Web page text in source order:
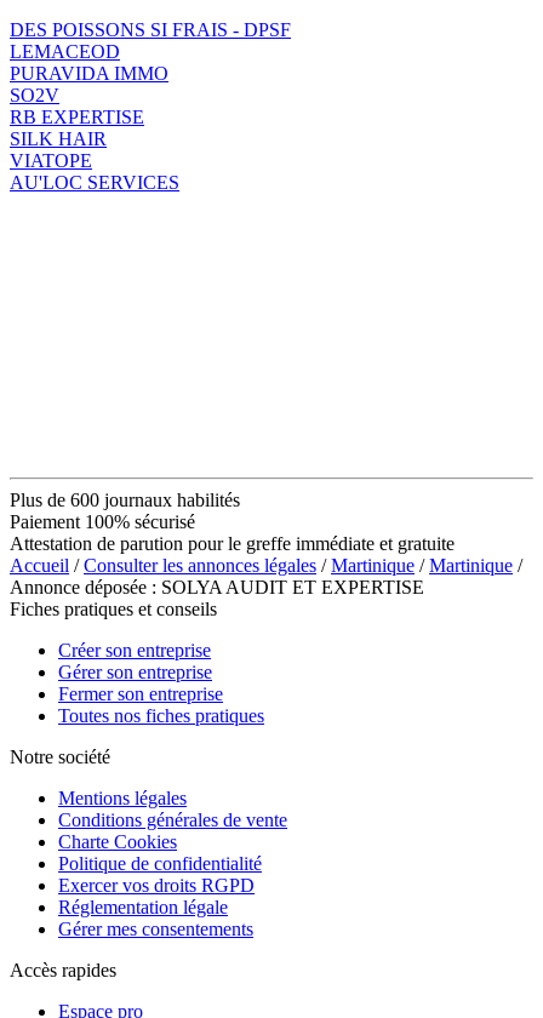
DES POISSONS SI FRAIS - DPSF
LEMACEOD
PURAVIDA IMMO
SO2V
RB EXPERTISE
SILK HAIR
VIATOPE
AU'LOC SERVICES
Plus de 600 journaux habilités
Paiement 100% sécurisé
Attestation de parution pour le greffe immédiate et gratuite
Accueil /Consulter les annonces légales /Martinique /Martinique /
Annonce déposée : SOLYA AUDIT ET EXPERTISE
Fiches pratiques et conseils
Créer son entreprise
Gérer son entreprise
Fermer son entreprise
Toutes nos fiches pratiques
Notre société
Mentions légales
Conditions générales de vente
Charte Cookies
Politique de confidentialité
Exercer vos droits RGPD
Réglementation légale
Gérer mes consentements
Accès rapides
Espace pro